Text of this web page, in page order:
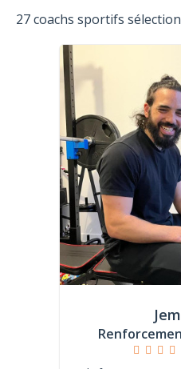
27 coachs sportifs